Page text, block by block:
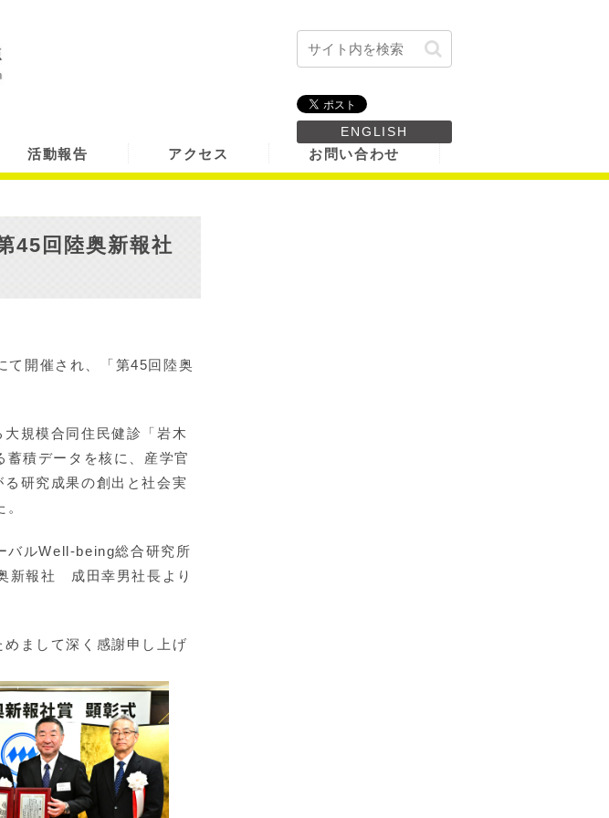
ENGLISH
活動報告 アクセス お問い合わせ
45回陸奥新報社
開催され、「第45回陸奥
規模合同住民健診「岩木
積データを核に、産学官
研究成果の創出と社会実
ルWell-being総合研究所
新報社 成田幸男社長より
まして深く感謝申し上げ